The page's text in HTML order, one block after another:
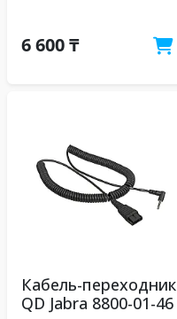
6 600 ₸
Кабель-переходник
QD Jabra 8800-01-46